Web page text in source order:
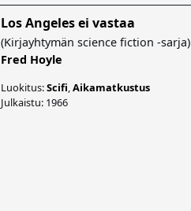
Los Angeles ei vastaa
(Kirjayhtymän science fiction -sarja)
Fred Hoyle
Luokitus:Scifi,Aikamatkustus
Julkaistu: 1966